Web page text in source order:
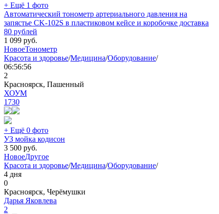
+ Ещё 1 фото
Автоматический тонометр артериального давления на
запястье CK-102S в пластиковом кейсе и коробочке доставка
80 рублей
1 099 руб.
НовоеТонометр
Красота и здоровье/Медицина/Оборудование/
06:56:56
2
Красноярск, Пашенный
ХОУМ
1730
+ Ещё 0 фото
УЗ мойка кодисон
3 500 руб.
НовоеДругое
Красота и здоровье/Медицина/Оборудование/
4 дня
0
Красноярск, Черёмушки
Дарья Яковлева
2